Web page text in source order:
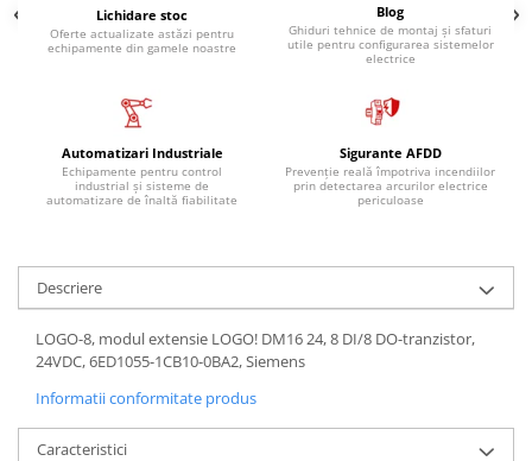
Lichidare stoc
Oferte actualizate astăzi pentru
echipamente din gamele noastre
Blog
Ghiduri tehnice de montaj și sfaturi
utile pentru configurarea sistemelor
electrice
Automatizari Industriale
Echipamente pentru control
industrial și sisteme de
automatizare de înaltă fiabilitate
Sigurante AFDD
Prevenție reală împotriva incendiilor
prin detectarea arcurilor electrice
periculoase
Descriere
LOGO-8, modul extensie LOGO! DM16 24, 8 DI/8 DO-tranzistor,
24VDC, 6ED1055-1CB10-0BA2, Siemens
Informatii conformitate produs
Caracteristici